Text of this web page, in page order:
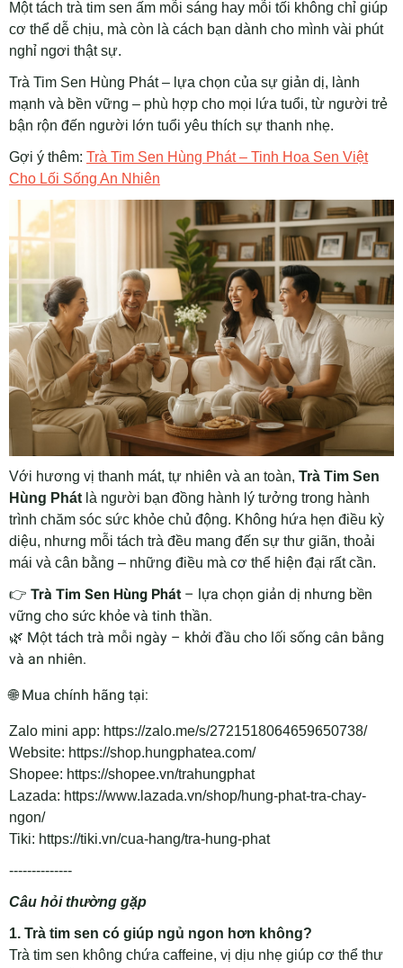
Một tách trà tim sen ấm mỗi sáng hay mỗi tối không chỉ giúp
cơ thể dễ chịu, mà còn là cách bạn dành cho mình vài phút
nghỉ ngơi thật sự.
Trà Tim Sen Hùng Phát – lựa chọn của sự giản dị, lành
mạnh và bền vững – phù hợp cho mọi lứa tuổi, từ người trẻ
bận rộn đến người lớn tuổi yêu thích sự thanh nhẹ.
Gợi ý thêm: Trà Tim Sen Hùng Phát – Tinh Hoa Sen Việt
Cho Lối Sống An Nhiên
Với hương vị thanh mát, tự nhiên và an toàn, Trà Tim Sen
Hùng Phátlà người bạn đồng hành lý tưởng trong hành
trình chăm sóc sức khỏe chủ động. Không hứa hẹn điều kỳ
diệu, nhưng mỗi tách trà đều mang đến sự thư giãn, thoải
mái và cân bằng – những điều mà cơ thể hiện đại rất cần.
👉 Trà Tim Sen Hùng Phát– lựa chọn giản dị nhưng bền
vững cho sức khỏe và tinh thần.
🌿 Một tách trà mỗi ngày – khởi đầu cho lối sống cân bằng
và an nhiên.
🌐 Mua chính hãng tại:
Zalo mini app: https://zalo.me/s/2721518064659650738/
Website: https://shop.hungphatea.com/
Shopee: https://shopee.vn/trahungphat
Lazada: https://www.lazada.vn/shop/hung-phat-tra-chay-
ngon/
Tiki: https://tiki.vn/cua-hang/tra-hung-phat
--------------
Câu hỏi thường gặp
1. Trà tim sen có giúp ngủ ngon hơn không?
Trà tim sen không chứa caffeine, vị dịu nhẹ giúp cơ thể thư